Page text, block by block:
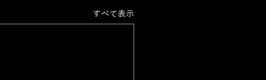
すべて表示